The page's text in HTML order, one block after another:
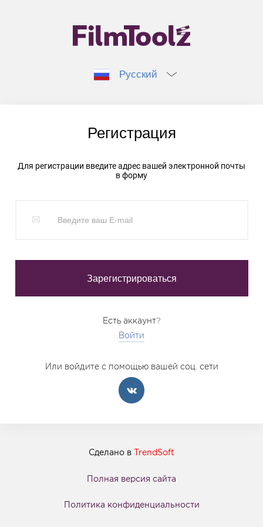
Русский
Регистрация
Для регистрации введите адрес вашей электронной почты
в форму
Есть аккаунт?
Войти
Или войдите с помощью вашей соц. сети
Сделано в TrendSoft
Полная версия сайта
Политика конфиденциальности